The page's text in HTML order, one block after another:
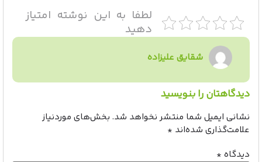
لطفا به این نوشته امتیاز
دهید
شقایق علیزاده
دیدگاهتان را بنویسید
نشانی ایمیل شما منتشر نخواهد شد. بخش‌های موردنیاز
علامت‌گذاری شده‌اند *
دیدگاه *